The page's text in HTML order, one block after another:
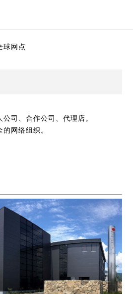
)
化事业 / 弹簧成型机事业)
联系我们
新闻
AMADA中国集团
Global
球网点
司、合作公司、代理店。
网络组织。